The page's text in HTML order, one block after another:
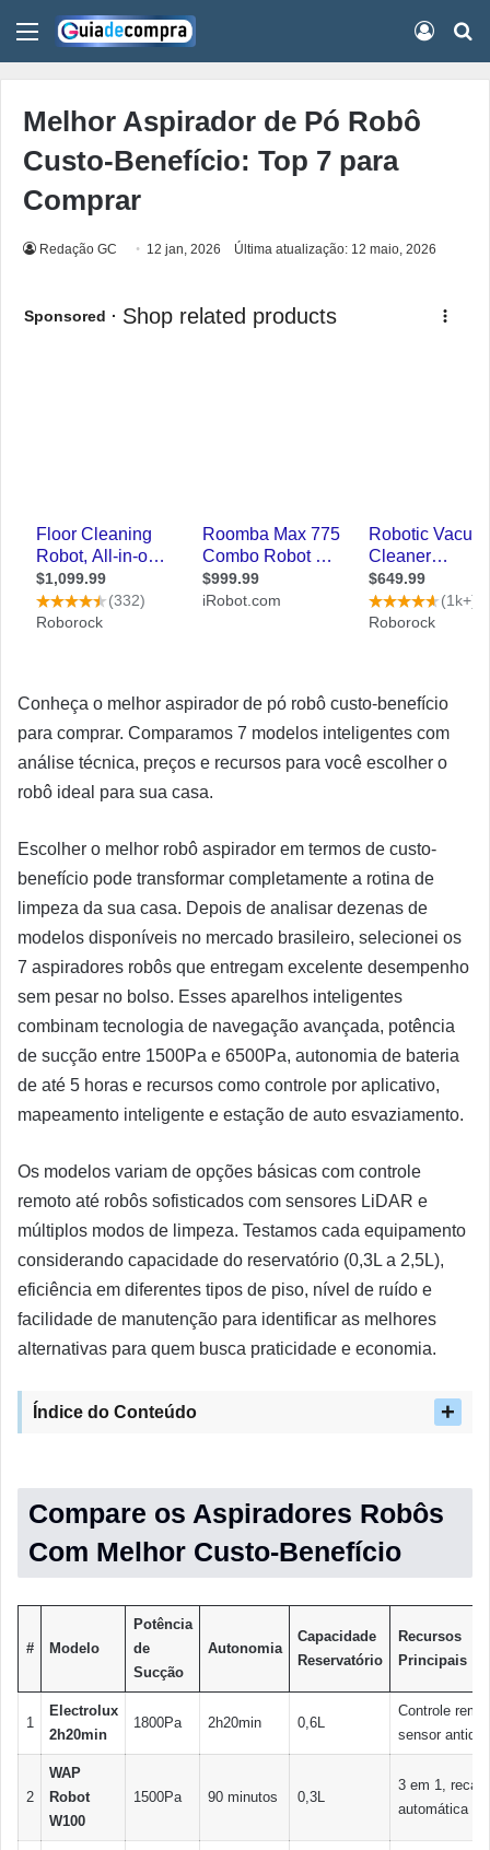
Menu
Melhor Aspirador de Pó Robô
Custo-Benefício: Top 7 para
Comprar
Redação GC 12 jan, 2026 Última atualização: 12 maio, 2026
Conheça o melhor aspirador de pó robô custo-benefício
para comprar. Comparamos 7 modelos inteligentes com
análise técnica, preços e recursos para você escolher o
robô ideal para sua casa.
Escolher o melhor robô aspirador em termos de custo-
benefício pode transformar completamente a rotina de
limpeza da sua casa. Depois de analisar dezenas de
modelos disponíveis no mercado brasileiro, selecionei os
7 aspiradores robôs que entregam excelente desempenho
sem pesar no bolso. Esses aparelhos inteligentes
combinam tecnologia de navegação avançada, potência
de sucção entre 1500Pa e 6500Pa, autonomia de bateria
de até 5 horas e recursos como controle por aplicativo,
mapeamento inteligente e estação de auto esvaziamento.
Os modelos variam de opções básicas com controle
remoto até robôs sofisticados com sensores LiDAR e
múltiplos modos de limpeza. Testamos cada equipamento
considerando capacidade do reservatório (0,3L a 2,5L),
eficiência em diferentes tipos de piso, nível de ruído e
facilidade de manutenção para identificar as melhores
alternativas para quem busca praticidade e economia.
Índice do Conteúdo
Compare os Aspiradores Robôs
Com Melhor Custo-Benefício
# Modelo
Potência
de
Sucção
Autonomia
Capacidade
Reservatório
Recursos
Principais
1
Electrolux
2h20min
1800Pa 2h20min 0,6L
Controle
sensor
2
WAP
Robot
W100
1500Pa 90 minutos 0,3L
3 em 1,
automática